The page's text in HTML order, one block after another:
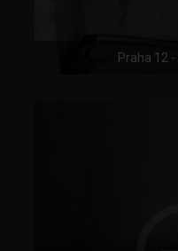
Praha 12